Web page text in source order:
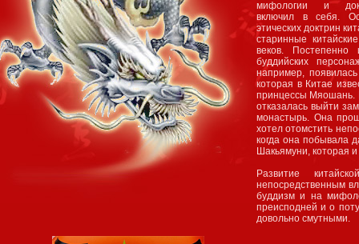
мифологии и
включил в себя.
этических доктрин
старинные
веков. Постепенно
буддийских
например,
которая в Китае
принцессы Мяошань.
отказалась выйти
монастырь. Она
хотел отомстить
когда она побывала
Шакьямуни, которая
Развитие
непосредственным
буддизм и на
преисподней и о
довольно смутными.